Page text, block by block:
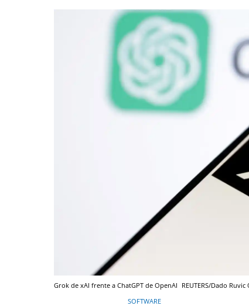
Grok de xAI frente a ChatGPT de OpenAI REUTERS/Dado Ruvic
SOFTWARE